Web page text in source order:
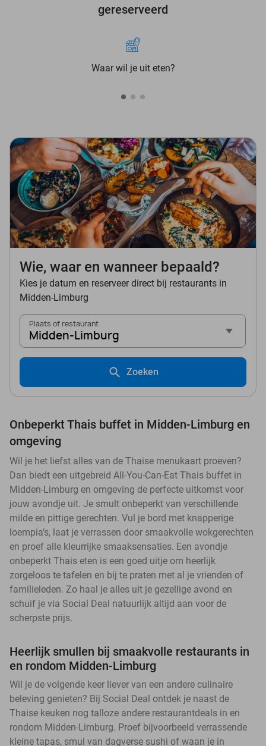
gereserveerd
Waar wil je uit eten?
Wie, waar en wanneer bepaald?
Kies je datum en reserveer direct bij restaurants in
Midden-Limburg
Plaats of restaurant
Midden-Limburg
Zoeken
Onbeperkt Thais buffet in Midden-Limburg en
omgeving
Wil je het liefst alles van de Thaise menukaart proeven?
Dan biedt een uitgebreid All-You-Can-Eat Thais buffet in
Midden-Limburg en omgeving de perfecte uitkomst voor
jouw avondje uit. Je smult onbeperkt van verschillende
milde en pittige gerechten. Vul je bord met knapperige
loempia’s, laat je verrassen door smaakvolle wokgerechten
en proef alle kleurrijke smaaksensaties. Een avondje
onbeperkt Thais eten is een goed uitje om heerlijk
zorgeloos te tafelen en bij te praten met al je vrienden of
familieleden. Zo haal je alles uit je gezellige avond en
schuif je via Social Deal natuurlijk altijd aan voor de
scherpste prijs.
Heerlijk smullen bij smaakvolle restaurants in
en rondom Midden-Limburg
Wil je de volgende keer liever van een andere culinaire
beleving genieten? Bij Social Deal ontdek je naast de
Thaise keuken nog talloze andere restaurantdeals in en
rondom Midden-Limburg. Proef bijvoorbeeld verrassende
kleine tapas, smul van dagverse sushi of waan je in